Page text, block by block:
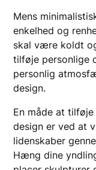
Mens
enkelhed og
skal være koldt
tilføje personlige
personlig
design.
En måde at
design er ved at
lidenskaber
Hæng dine